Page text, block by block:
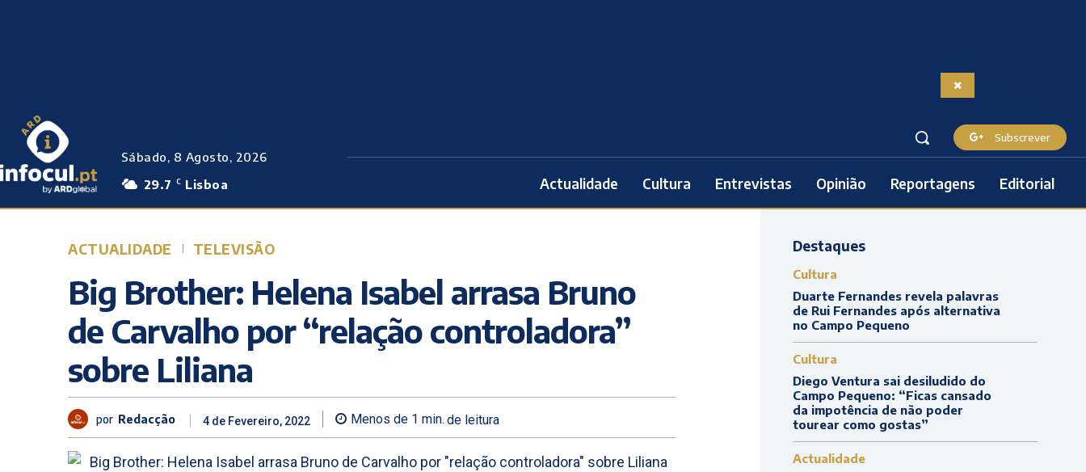
Sábado, 8 Agosto, 2026
29.7
C Lisboa
Subscrever
Actualidade Cultura Entrevistas Opinião Reportagens Editorial
ACTUALIDADE TELEVISÃO
Big Brother: Helena Isabel arrasa Bruno
de Carvalho por “relação controladora”
sobre Liliana
por Redacção 4 de Fevereiro, 2022 Menos de 1 min. de leitura
Destaques
Cultura
Duarte Fernandes revela palavras
de Rui Fernandes após alternativa
no Campo Pequeno
Cultura
Diego Ventura sai desiludido do
Campo Pequeno: “Ficas cansado
da impotência de não poder
tourear como gostas”
Actualidade